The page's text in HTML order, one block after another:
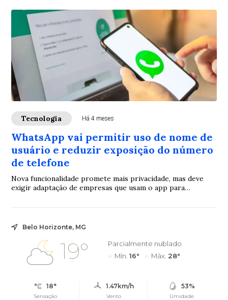
Tecnologia Há 4 meses
WhatsApp vai permitir uso de nome de
usuário e reduzir exposição do número
de telefone
Nova funcionalidade promete mais privacidade, mas deve
exigir adaptação de empresas que usam o app para
Belo Horizonte, MG
19°
Parcialmente nublado
Mín. 16° Máx. 28°
18°
Sensação
1.47km/h
Vento
53%
Umidade